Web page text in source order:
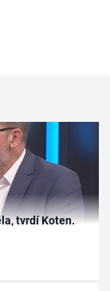
tvrdí Koten.